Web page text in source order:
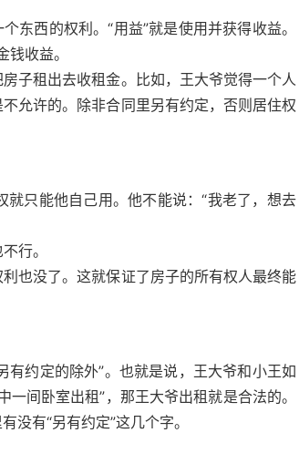
东西的权利。“用益”就是使用并获得收益。
收益。
子租出去收租金。比如，王大爷觉得一个人
允许的。除非合同里另有约定，否则居住权
只能他自己用。他不能说：“我老了，想去
行。
也没了。这就保证了房子的所有权人最终能
有约定的除外”。也就是说，王大爷和小王如
间卧室出租”，那王大爷出租就是合法的。
没有“另有约定”这几个字。